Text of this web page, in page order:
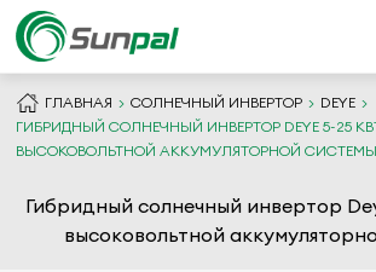
ГЛАВНАЯ СОЛНЕЧНЫЙ ИНВЕРТОР
DEYE
ГИБРИДНЫЙ СОЛНЕЧНЫЙ ИНВЕРТОР DEYE 5-25
ВЫСОКОВОЛЬТНОЙ АККУМУЛЯТОРНОЙ СИСТЕМЫ
Гибридный солнечный инвертор
высоковольтной